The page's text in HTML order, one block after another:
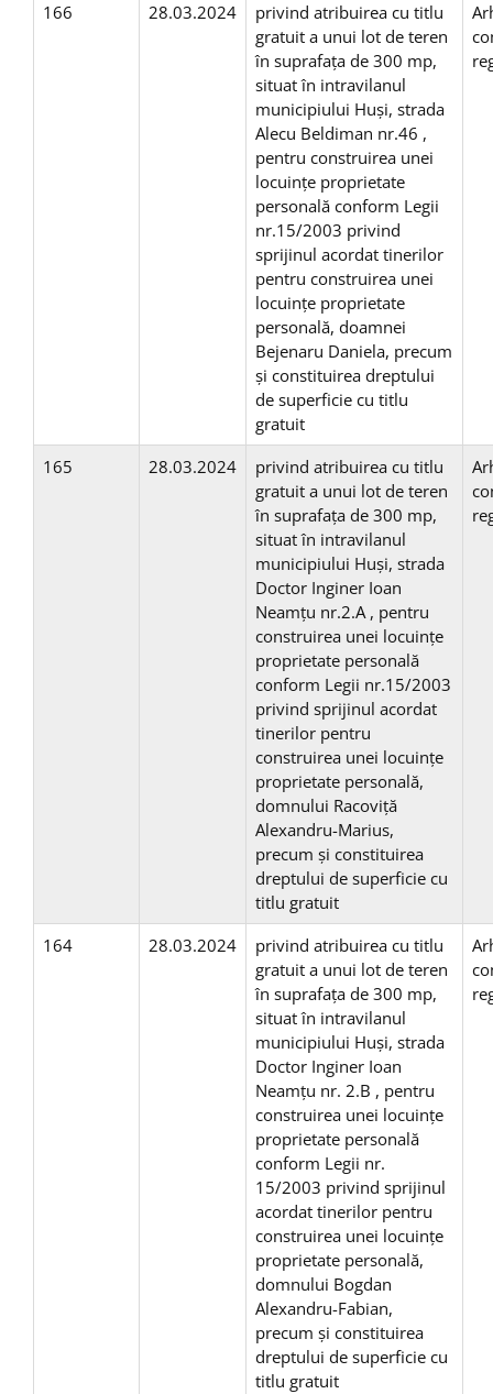
166 28.03.2024
privind atribuirea cu titlu
gratuit a unui lot de teren
în suprafaţa de 300 mp,
situat în intravilanul
municipiului Huşi, strada
Alecu Beldiman nr.46 ,
pentru construirea unei
locuinţe proprietate
personală conform Legii
nr.15/2003 privind
sprijinul acordat tinerilor
pentru construirea unei
locuinţe proprietate
personală, doamnei
Bejenaru Daniela, precum
și constituirea dreptului
de superficie cu titlu
gratuit
165 28.03.2024
privind atribuirea cu titlu
gratuit a unui lot de teren
în suprafaţa de 300 mp,
situat în intravilanul
municipiului Huşi, strada
Doctor Inginer Ioan
Neamțu nr.2.A , pentru
construirea unei locuinţe
proprietate personală
conform Legii nr.15/2003
privind sprijinul acordat
tinerilor pentru
construirea unei locuinţe
proprietate personală,
domnului Racoviță
Alexandru-Marius,
precum și constituirea
dreptului de superficie cu
titlu gratuit
164 28.03.2024
privind atribuirea cu titlu
gratuit a unui lot de teren
în suprafaţa de 300 mp,
situat în intravilanul
municipiului Huşi, strada
Doctor Inginer Ioan
Neamțu nr. 2.B , pentru
construirea unei locuinţe
proprietate personală
conform Legii nr.
15/2003 privind sprijinul
acordat tinerilor pentru
construirea unei locuinţe
proprietate personală,
domnului Bogdan
Alexandru-Fabian,
precum și constituirea
dreptului de superficie cu
titlu gratuit